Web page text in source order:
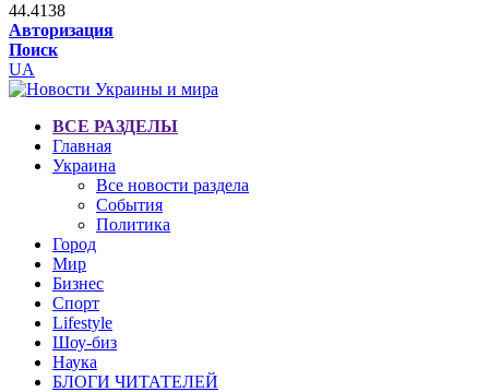
44.4138
Авторизация
Поиск
UA
ВСЕ РАЗДЕЛЫ
Главная
Украина
Все новости раздела
События
Политика
Город
Мир
Бизнес
Спорт
Lifestyle
Шоу-биз
Наука
БЛОГИ ЧИТАТЕЛЕЙ